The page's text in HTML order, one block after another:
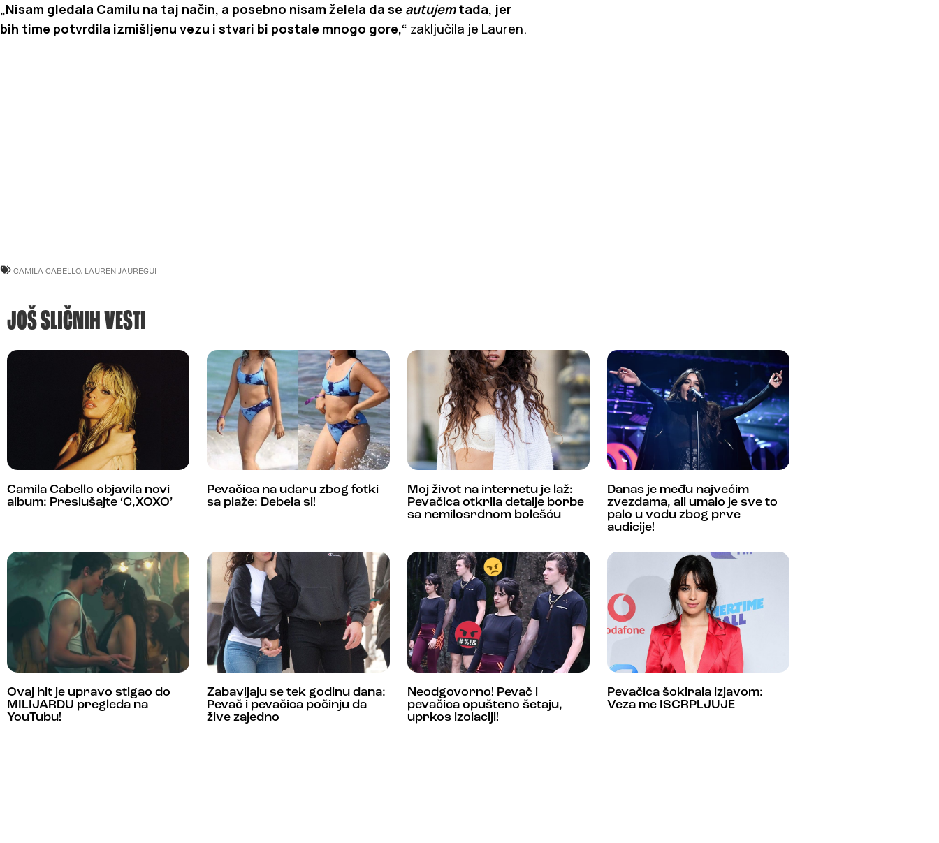
„Nisam gledala Camilu na taj način, a posebno nisam želela da se autujemtada, jer
bih time potvrdila izmišljenu vezu i stvari bi postale mnogo gore,“ zaključila je Lauren.
CAMILA CABELLO, LAUREN JAUREGUI
JOŠ SLIČNIH VESTI
Camila Cabello objavila novi
album: Preslušajte ‘C,XOXO’
Pevačica na udaru zbog fotki
sa plaže: Debela si!
Moj život na internetu je laž:
Pevačica otkrila detalje borbe
sa nemilosrdnom bolešću
Danas je među najvećim
zvezdama, ali umalo je sve to
palo u vodu zbog prve
audicije!
Ovaj hit je upravo stigao do
MILIJARDU pregleda na
YouTubu!
Zabavljaju se tek godinu dana:
Pevač i pevačica počinju da
žive zajedno
Neodgovorno! Pevač i
pevačica opušteno šetaju,
uprkos izolaciji!
Pevačica šokirala izjavom:
Veza me ISCRPLJUJE